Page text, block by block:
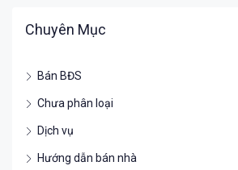
Chuyên Mục
Bán BĐS
Chưa phân loại
Dịch vụ
Hướng dẫn bán nhà